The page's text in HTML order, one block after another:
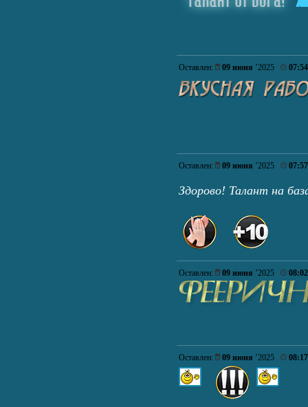
Оставлен: 09 июня ’2025 07:54
Оставлен: 09 июня ’2025 07:57
Здорово! Талант на
Оставлен: 09 июня ’2025 08:02
Оставлен: 09 июня ’2025 08:17